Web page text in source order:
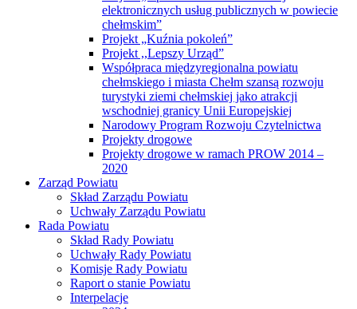
elektronicznych usług publicznych w powiecie
chełmskim”
Projekt „Kuźnia pokoleń”
Projekt ,,Lepszy Urząd”
Współpraca międzyregionalna powiatu
chełmskiego i miasta Chełm szansą rozwoju
turystyki ziemi chełmskiej jako atrakcji
wschodniej granicy Unii Europejskiej
Narodowy Program Rozwoju Czytelnictwa
Projekty drogowe
Projekty drogowe w ramach PROW 2014 –
2020
Zarząd Powiatu
Skład Zarządu Powiatu
Uchwały Zarządu Powiatu
Rada Powiatu
Skład Rady Powiatu
Uchwały Rady Powiatu
Komisje Rady Powiatu
Raport o stanie Powiatu
Interpelacje